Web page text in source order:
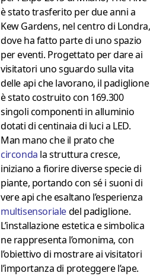
è stato trasferito per due anni a
Kew Gardens, nel centro di Londra,
dove ha fatto parte di uno spazio
per eventi. Progettato per dare ai
visitatori uno sguardo sulla vita
delle api che lavorano, il padiglione
è stato costruito con 169.300
singoli componenti in alluminio
dotati di centinaia di luci a LED.
Man mano che il prato che
circonda la struttura cresce,
iniziano a fiorire diverse specie di
piante, portando con sé i suoni di
vere api che esaltano l’esperienza
multisensorialedel padiglione.
L’installazione estetica e simbolica
ne rappresenta l’omonima, con
l’obiettivo di mostrare ai visitatori
l’importanza di proteggere l’ape.